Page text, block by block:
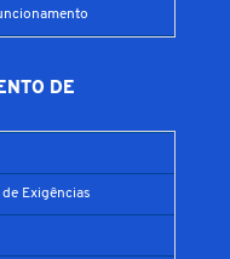
DE
Exigências